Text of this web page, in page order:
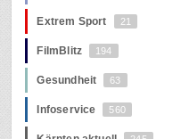
Extrem Sport 21
FilmBlitz 194
Gesundheit 63
Infoservice 560